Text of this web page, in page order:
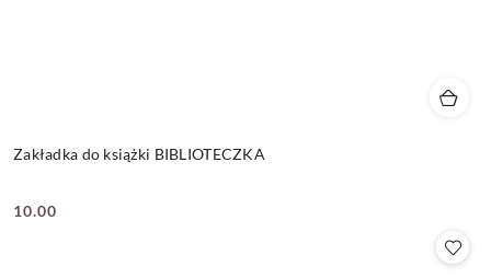
Zakładka do książki BIBLIOTECZKA
Cena:
10.00